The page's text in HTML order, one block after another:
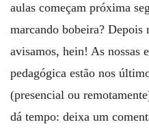
aulas começam próxima
marcando bobeira? Depois
avisamos, hein! As nossas
pedagógica estão nos
(presencial ou
dá tempo: deixa um